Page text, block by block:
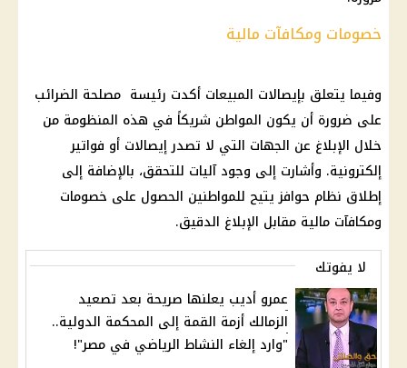
خصومات ومكافآت مالية
وفيما يتعلق بإيصالات المبيعات أكدت رئيسة مصلحة الضرائب
على ضرورة أن يكون المواطن شريكاً في هذه المنظومة من
خلال الإبلاغ عن الجهات التي لا تصدر إيصالات أو فواتير
إلكترونية. وأشارت إلى وجود آليات للتحقق، بالإضافة إلى
إطلاق نظام حوافز يتيح للمواطنين الحصول على خصومات
ومكافآت مالية مقابل الإبلاغ الدقيق.
لا يفوتك
عمرو أديب يعلنها صريحة بعد تصعيد
الزمالك أزمة القمة إلى المحكمة الدولية..
"وارد إلغاء النشاط الرياضي في مصر"!